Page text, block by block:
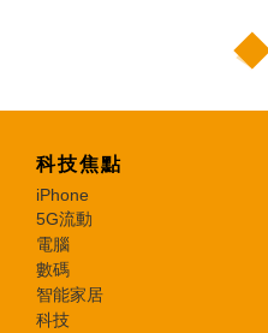
科技焦點
iPhone
5G流動
電腦
數碼
智能家居
科技